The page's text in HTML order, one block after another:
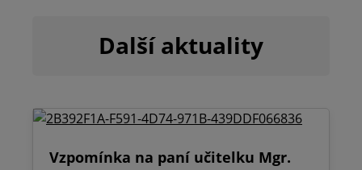
Další aktuality
Vzpomínka na paní učitelku Mgr.